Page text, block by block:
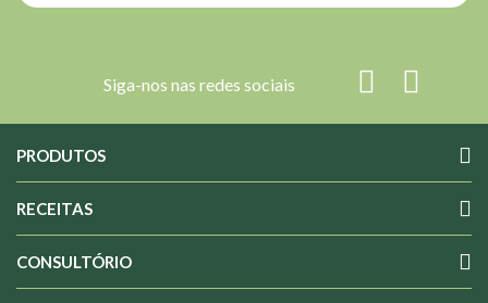
Siga-nos nas redes sociais
PRODUTOS
RECEITAS
CONSULTÓRIO